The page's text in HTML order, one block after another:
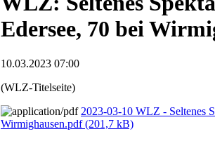
Edersee, 70 bei
10.03.2023 07:00
(WLZ-Titelseite)
2023-03-10 WLZ - Seltenes
Wirmighausen.pdf(201,7 kB)